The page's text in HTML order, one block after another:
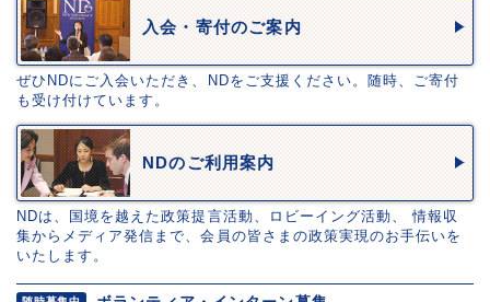
入会・寄付のご案内
ぜひNDにご入会いただき、NDをご支援ください。随時、ご寄付
も受け付けています。
NDのご利用案内
NDは、国境を越えた政策提言活動、ロビーイング活動、 情報収
集からメディア発信まで、会員の皆さまの政策実現のお手伝いを
いたします。